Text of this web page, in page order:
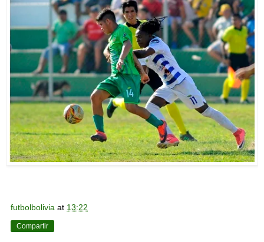
futbolbolivia at 13:22
Compartir